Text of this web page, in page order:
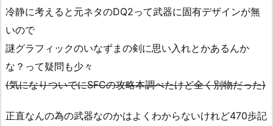
冷静に考えると元ネタのDQ2って武器に固有デザインが無
いので
謎グラフィックのいなずまの剣に思い入れとかあるんか
な？って疑問も少々
(気になりついでにSFCの攻略本調べたけど全く別物だった)
正直なんの為の武器なのかはよくわからないけれど470歩記